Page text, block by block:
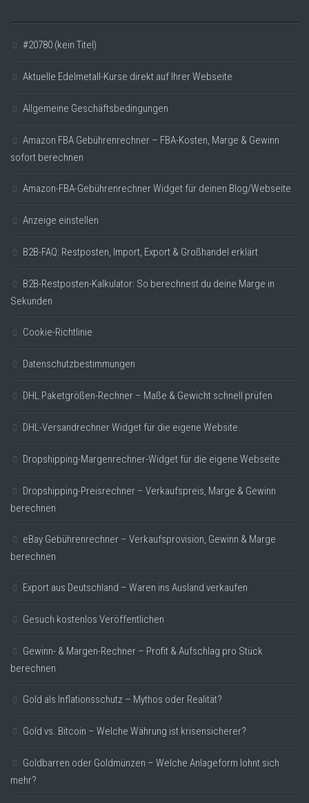
#20780 (kein Titel)
Aktuelle Edelmetall-Kurse direkt auf Ihrer Webseite
Allgemeine Geschäftsbedingungen
Amazon FBA Gebührenrechner – FBA-Kosten, Marge & Gewinn
sofort berechnen
Amazon-FBA-Gebührenrechner Widget für deinen Blog/Webseite
Anzeige einstellen
B2B-FAQ: Restposten, Import, Export & Großhandel erklärt
B2B-Restposten-Kalkulator: So berechnest du deine Marge in
Sekunden
Cookie-Richtlinie
Datenschutzbestimmungen
DHL Paketgrößen-Rechner – Maße & Gewicht schnell prüfen
DHL-Versandrechner Widget für die eigene Website.
Dropshipping-Margenrechner-Widget für die eigene Webseite
Dropshipping-Preisrechner – Verkaufspreis, Marge & Gewinn
berechnen
eBay Gebührenrechner – Verkaufsprovision, Gewinn & Marge
berechnen
Export aus Deutschland – Waren ins Ausland verkaufen
Gesuch kostenlos Veröffentlichen
Gewinn- & Margen-Rechner – Profit & Aufschlag pro Stück
berechnen
Gold als Inflationsschutz – Mythos oder Realität?
Gold vs. Bitcoin – Welche Währung ist krisensicherer?
Goldbarren oder Goldmünzen – Welche Anlageform lohnt sich
mehr?